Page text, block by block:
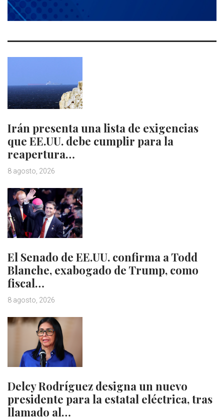
Irán presenta una lista de exigencias
que EE.UU. debe cumplir para la
reapertura…
8 agosto, 2026
El Senado de EE.UU. confirma a Todd
Blanche, exabogado de Trump, como
fiscal…
8 agosto, 2026
Delcy Rodríguez designa un nuevo
presidente para la estatal eléctrica, tras
llamado al…